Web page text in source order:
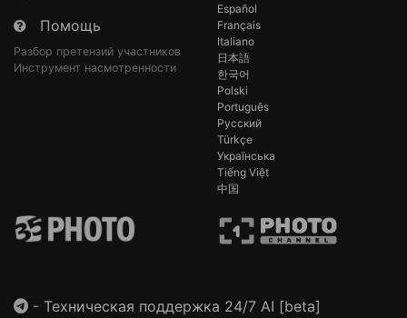
Помощь
Разбор претензий участников
Инструмент насмотренности
Español
Français
Italiano
日本語
한국어
Polski
Português
Русский
Türkçe
Українська
Tiếng Việt
中国
- Техническая поддержка 24/7 AI [beta]